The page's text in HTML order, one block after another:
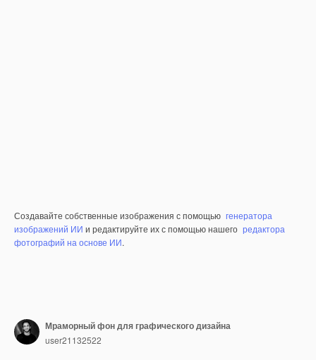
Создавайте собственные изображения с помощью генератора
изображений ИИ и редактируйте их с помощью нашего редактора
фотографий на основе ИИ.
Мраморный фон для графического дизайна
user21132522